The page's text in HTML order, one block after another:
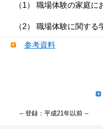
（1） 職場体験の家庭に
（2） 職場体験に関す
参考資料
-- 登録：平成21年以前 --